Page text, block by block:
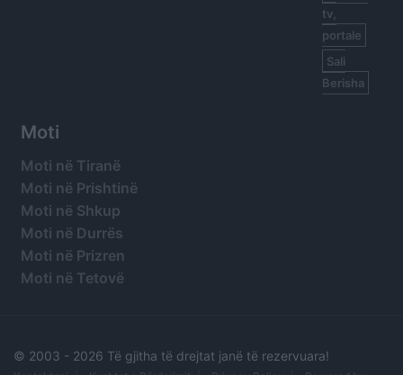
tv,
portale
Sali
Berisha
Moti
Moti në Tiranë
Moti në Prishtinë
Moti në Shkup
Moti në Durrës
Moti në Prizren
Moti në Tetovë
© 2003 - 2026 Të gjitha të drejtat janë të rezervuara!